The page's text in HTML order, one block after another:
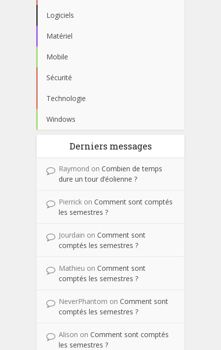
Logiciels
Matériel
Mobile
Sécurité
Technologie
Windows
Derniers messages
Raymond on Combien de temps
dure un tour d’éolienne ?
Pierrick on Comment sont comptés
les semestres ?
Jourdain on Comment sont
comptés les semestres ?
Mathieu on Comment sont
comptés les semestres ?
NeverPhantom on Comment sont
comptés les semestres ?
Alison on Comment sont comptés
les semestres ?